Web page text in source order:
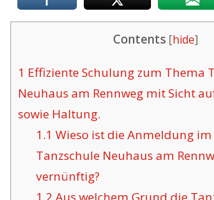
Contents [hide]
1 Effiziente Schulung zum Thema
Neuhaus am Rennweg mit Sicht
sowie Haltung.
1.1 Wieso ist die Anmeldung
Tanzschule Neuhaus am
vernünftig?